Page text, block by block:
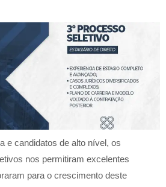
e candidatos de alto nível, os
nos permitiram excelentes
para o crescimento deste